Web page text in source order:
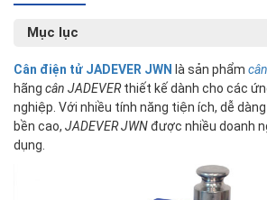
Mục lục
Cân điện tử JADEVER JWN là sản phẩm
hãng cân JADEVERthiết kế dành cho các
nghiệp. Với nhiều tính năng tiện ích, dễ
bền cao, JADEVER JWNđược nhiều doanh
dụng.